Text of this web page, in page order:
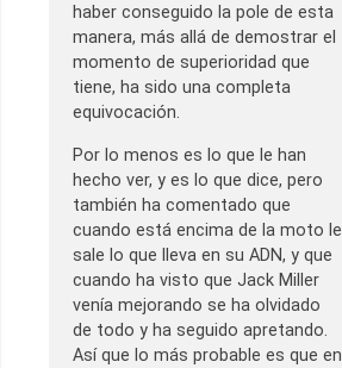
haber conseguido la pole de esta
manera, más allá de demostrar el
momento de superioridad que
tiene, ha sido una completa
equivocación.
Por lo menos es lo que le han
hecho ver, y es lo que dice, pero
también ha comentado que
cuando está encima de la moto le
sale lo que lleva en su ADN, y que
cuando ha visto que Jack Miller
venía mejorando se ha olvidado
de todo y ha seguido apretando.
Así que lo más probable es que en